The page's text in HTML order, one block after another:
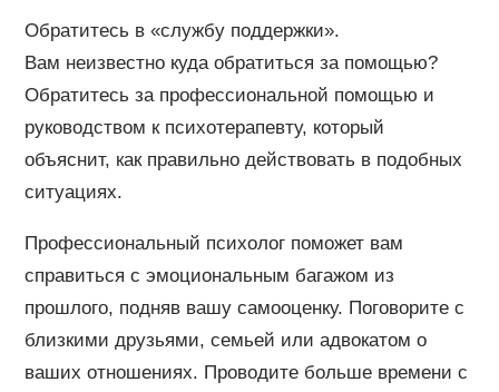
Обратитесь в «службу поддержки».
Вам неизвестно куда обратиться за помощью?
Обратитесь за профессиональной помощью и
руководством к психотерапевту, который
объяснит, как правильно действовать в подобных
ситуациях.
Профессиональный психолог поможет вам
справиться с эмоциональным багажом из
прошлого, подняв вашу самооценку. Поговорите с
близкими друзьями, семьей или адвокатом о
ваших отношениях. Проводите больше времени с